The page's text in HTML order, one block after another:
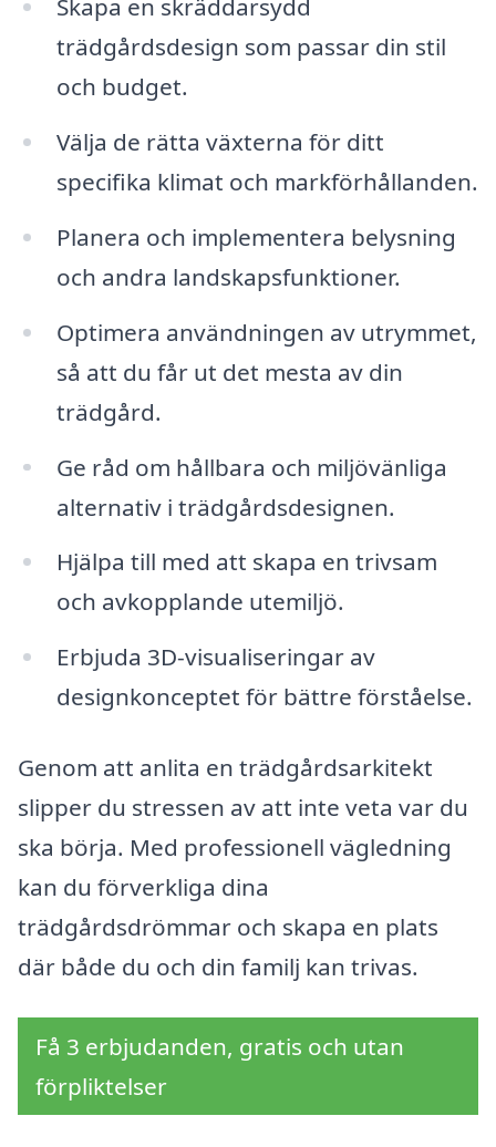
Skapa en skräddarsydd
trädgårdsdesign som passar din stil
och budget.
Välja de rätta växterna för ditt
specifika klimat och markförhållanden.
Planera och implementera belysning
och andra landskapsfunktioner.
Optimera användningen av utrymmet,
så att du får ut det mesta av din
trädgård.
Ge råd om hållbara och miljövänliga
alternativ i trädgårdsdesignen.
Hjälpa till med att skapa en trivsam
och avkopplande utemiljö.
Erbjuda 3D-visualiseringar av
designkonceptet för bättre förståelse.
Genom att anlita en trädgårdsarkitekt
slipper du stressen av att inte veta var du
ska börja. Med professionell vägledning
kan du förverkliga dina
trädgårdsdrömmar och skapa en plats
där både du och din familj kan trivas.
Få 3 erbjudanden, gratis och utan
förpliktelser